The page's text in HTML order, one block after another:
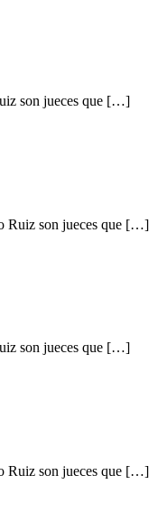
son jueces que […]
Ruiz son jueces que […]
son jueces que […]
Ruiz son jueces que […]